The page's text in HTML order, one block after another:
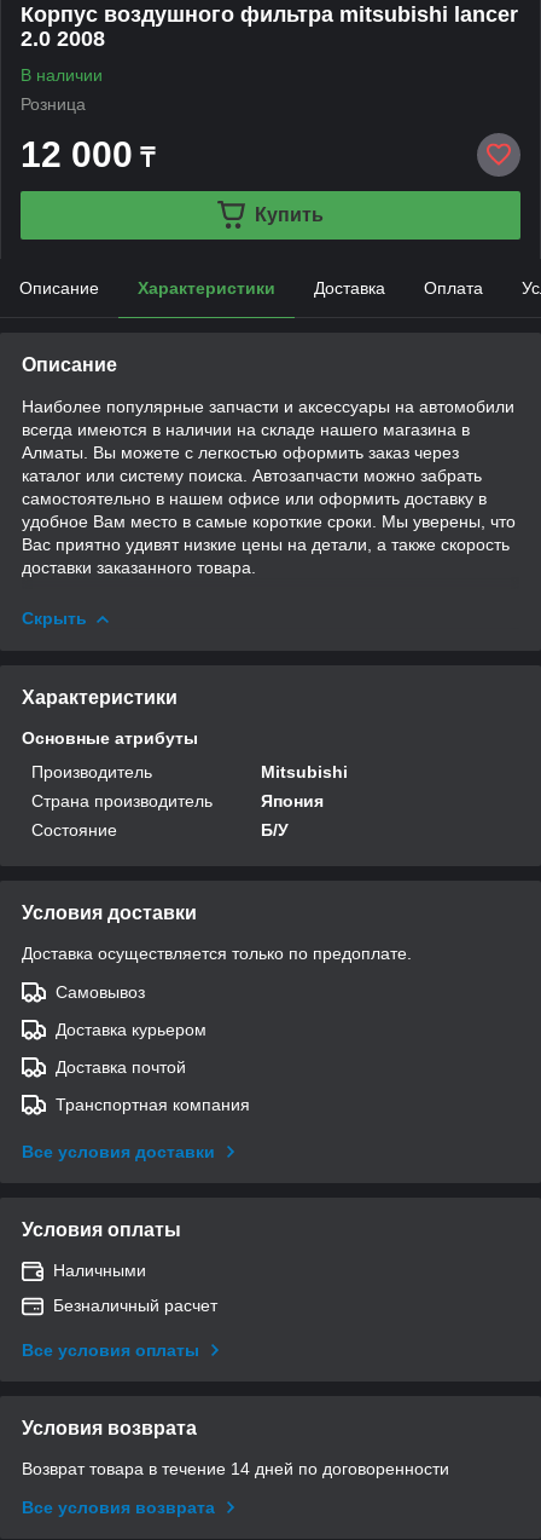
Корпус воздушного фильтра mitsubishi lancer
2.0 2008
В наличии
Розница
12 000 ₸
Купить
Описание Характеристики Доставка Оплата
Описание
Наиболее популярные запчасти и аксессуары на автомобили
всегда имеются в наличии на складе нашего магазина в
Алматы. Вы можете с легкостью оформить заказ через
каталог или систему поиска. Автозапчасти можно забрать
самостоятельно в нашем офисе или оформить доставку в
удобное Вам место в самые короткие сроки. Мы уверены, что
Вас приятно удивят низкие цены на детали, а также скорость
доставки заказанного товара.
Скрыть
Характеристики
Основные атрибуты
Производитель
Mitsubishi
Страна производитель
Япония
Состояние
Б/У
Условия доставки
Доставка осуществляется только по предоплате.
Самовывоз
Доставка курьером
Доставка почтой
Транспортная компания
Все условия доставки
Условия оплаты
Наличными
Безналичный расчет
Все условия оплаты
Условия возврата
Возврат товара в течение 14 дней по договоренности
Все условия возврата